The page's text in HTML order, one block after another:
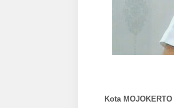
Kota MOJOKERTO